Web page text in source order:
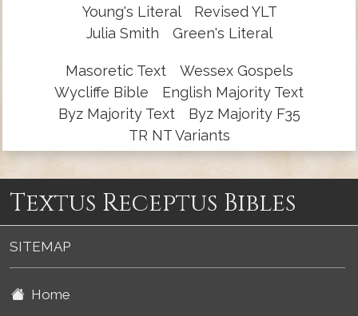
Young's Literal
Revised YLT
Julia Smith
Green's Literal
Masoretic Text
Wessex Gospels
Wycliffe Bible
English Majority Text
Byz Majority Text
Byz Majority F35
TR NT Variants
Textus Receptus Bibles
SITEMAP
Home